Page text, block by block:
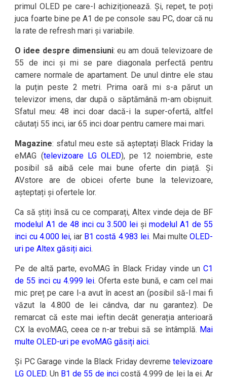
primul OLED pe care-l achiziționează. Și, repet, te poți
juca foarte bine pe A1 de pe console sau PC, doar că nu
la rate de refresh mari și variabile.
O idee despre dimensiuni: eu am două televizoare de
55 de inci și mi se pare diagonala perfectă pentru
camere normale de apartament. De unul dintre ele stau
la puțin peste 2 metri. Prima oară mi s-a părut un
televizor imens, dar după o săptămână m-am obișnuit.
Sfatul meu: 48 inci doar dacă-i la super-ofertă, altfel
căutați 55 inci, iar 65 inci doar pentru camere mai mari.
Magazine: sfatul meu este să așteptați Black Friday la
eMAG (televizoare LG OLED), pe 12 noiembrie, este
posibil să aibă cele mai bune oferte din piață. Și
AVstore are de obicei oferte bune la televizoare,
așteptați și ofertele lor.
Ca să știți însă cu ce comparați, Altex vinde deja de BF
modelul A1 de 48 inci cu 3.500 leișimodelul A1 de 55
inci cu 4.000 lei, iar B1 costă 4.983 lei. Mai multeOLED-
uri pe Altex găsiți aici.
Pe de altă parte, evoMAG în Black Friday vinde unC1
de 55 inci cu 4.999 lei. Oferta este bună, e cam cel mai
mic preț pe care l-a avut în acest an (posibil să-l mai fi
văzut la 4.800 de lei cândva, dar nu garantez). De
remarcat că este mai ieftin decât generația anterioară
CX la evoMAG, ceea ce n-ar trebui să se întâmplă. Mai
multe OLED-uri pe evoMAG găsiți aici.
Și PC Garage vinde la Black Friday devremetelevizoare
LG OLED. Un B1 de 55 de incicostă 4.999 de lei la ei. Ar